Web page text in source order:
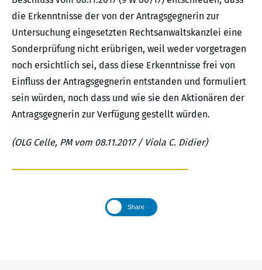
die Erkenntnisse der von der Antragsgegnerin zur
Untersuchung eingesetzten Rechtsanwaltskanzlei eine
Sonderprüfung nicht erübrigen, weil weder vorgetragen
noch ersichtlich sei, dass diese Erkenntnisse frei von
Einfluss der Antragsgegnerin entstanden und formuliert
sein würden, noch dass und wie sie den Aktionären der
Antragsgegnerin zur Verfügung gestellt würden.
(OLG Celle, PM vom 08.11.2017 / Viola C. Didier)
Share